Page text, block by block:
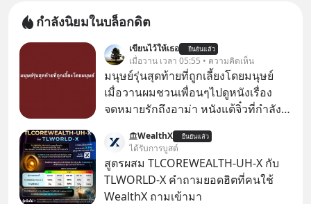
กำลังนิยมในบล็อกดิต
เขียนไว้ให้เธอ ยืนยันแล้ว
เมื่อวาน เวลา 05:55 • ความคิดเห็น
มนุษย์รุ่นสุดท้ายที่ถูกเลี้ยงโดยมนุษย์
เมื่อวานผมชวนเพื่อนๆไปดูหนังเรื่อง
จดหมายรักถึงอาม่า หนังแต้จิ๋วที่กำลัง
ป๊าผมเห็นโปสเตอร์หนังเรื่องนี้หลาย
เดือนก่อนและอยากดูมาก ด้วยเพราะว่า
อากงก็มาจากเมืองจีน ป๊าก็พูดแต้จิ๋วได้
มีเรื่องราวมีความผูกพันที่ได้ยินตั้งแต่
WealthX ยืนยันแล้ว
ได้รับการบูสต์
สูตรผสม TLCOREWEALTH-UH-X กับ
TLWORLD-X คำถามยอดฮิตที่คนใช้
WealthX ถามเข้ามา